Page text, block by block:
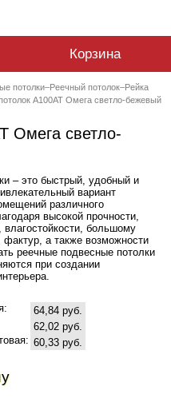
Корзина
потолки–Реечный потолок–Рейка
A100AT Омега светло-бежевый
Омега светло-
– это быстрый, удобный и
вариант
различного
высокой прочности,
влагостойкости, большому
фактур, а также возможности
реечные подвесные потолки
при создании
64,84 руб.
62,02 руб.
60,33 руб.